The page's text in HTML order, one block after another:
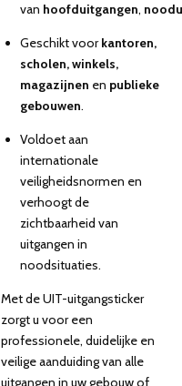
van hoofduitgangen,
Geschikt voor kantoren,
scholen, winkels,
magazijnen en publieke
gebouwen.
Voldoet aan
internationale
veiligheidsnormen en
verhoogt de
zichtbaarheid van
uitgangen in
noodsituaties.
Met de UIT-uitgangsticker
zorgt u voor een
professionele, duidelijke en
veilige aanduiding van alle
uitgangen in uw gebouw of